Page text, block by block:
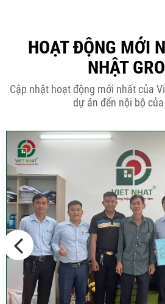
HOẠT ĐỘNG MỚI
NHẬT
Cập nhật hoạt động mới nhất của
dự án đến nội bộ